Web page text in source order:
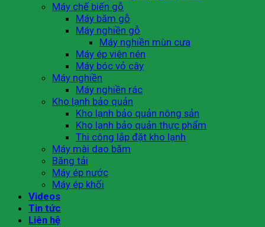
Máy chế biến gỗ
Máy băm gỗ
Máy nghiền gỗ
Máy nghiền mùn cưa
Máy ép viên nén
Máy bóc vỏ cây
Máy nghiền
Máy nghiền rác
Kho lạnh bảo quản
Kho lạnh bảo quản nông sản
Kho lạnh bảo quản thực phẩm
Thi công lắp đặt kho lạnh
Máy mài dao băm
Băng tải
Máy ép nước
Máy ép khối
Videos
Tin tức
Liên hệ